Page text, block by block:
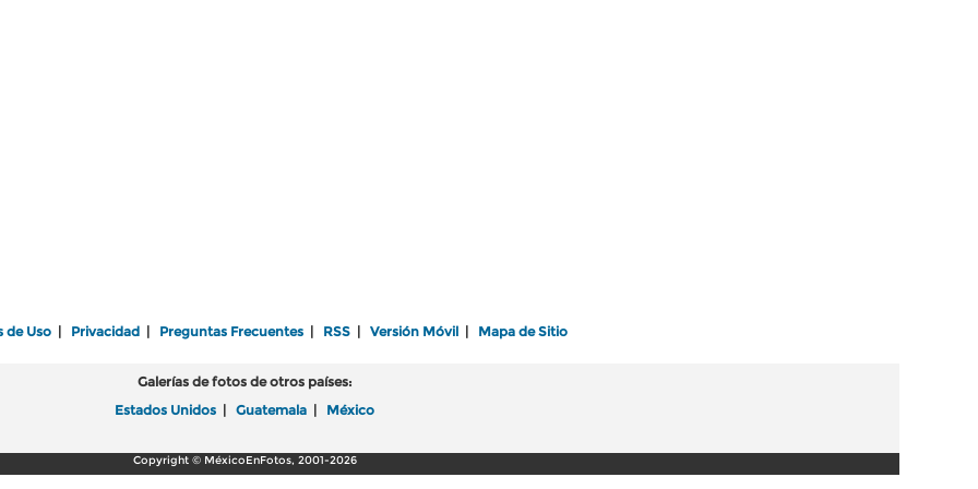
de Uso Privacidad Preguntas Frecuentes RSS Versión Móvil Mapa de Sitio
Galerías de fotos de otros países:
Estados Unidos
Guatemala México
Copyright © MéxicoEnFotos, 2001-2026